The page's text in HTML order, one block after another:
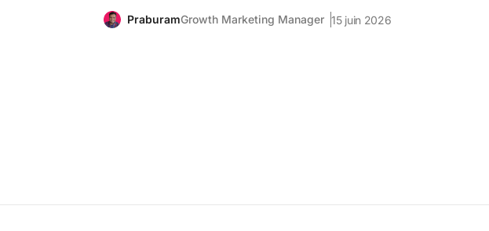
PraburamGrowth Marketing Manager 15 juin 2026